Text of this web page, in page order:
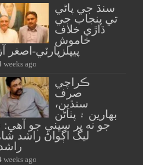
سنڌ جي پاڻي
تي پنجاب جي
ڌاڙي خلاف
خاموش
پيپلزپارٽي-اصغر
weeks ago
ڪراچي
صرف
سنڌين،
بهارين ۽ پٺاڻن
جو نه پر سڀني جو
ليگ اڳواڻ راشد
weeks ago